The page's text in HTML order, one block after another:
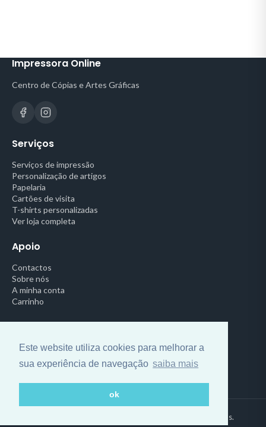
Este website utiliza cookies para melhorar a
sua experiência de navegação saiba mais
ok
Impressora Online
Centro de Cópias e Artes Gráficas
Serviços
Serviços de impressão
Personalização de artigos
Papelaria
Cartões de visita
T-shirts personalizadas
Ver loja completa
Apoio
Contactos
Sobre nós
A minha conta
Carrinho
Política de Privacidade
Termos e Condições
Centro de Arbitragem
© 2026 Impressora Online. Todos os direitos reservados.